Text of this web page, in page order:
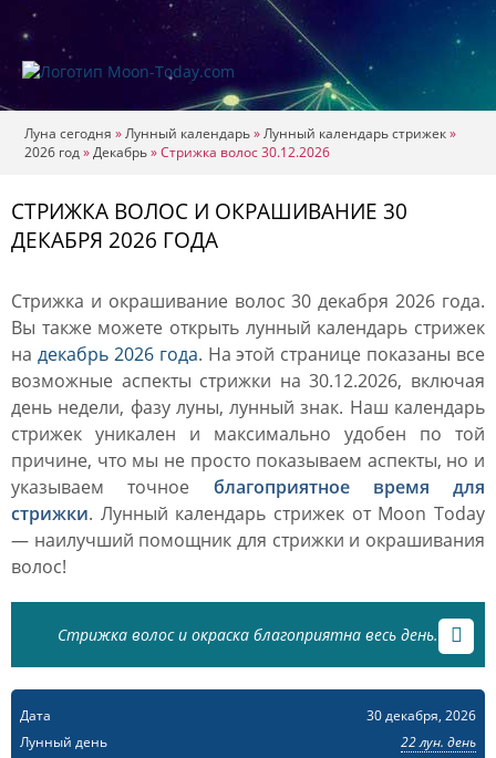
Луна сегодня »Лунный календарь»Лунный календарь стрижек»
2026 год»Декабрь»Стрижка волос 30.12.2026
СТРИЖКА ВОЛОС И ОКРАШИВАНИЕ 30
ДЕКАБРЯ 2026 ГОДА
Стрижка и окрашивание волос 30 декабря 2026 года.
Вы также можете открыть лунный календарь стрижек
на декабрь 2026 года. На этой странице показаны все
возможные аспекты стрижки на 30.12.2026, включая
день недели, фазу луны, лунный знак. Наш календарь
стрижек уникален и максимально удобен по той
причине, что мы не просто показываем аспекты, но и
указываем точное благоприятное время для
стрижки. Лунный календарь стрижек от Moon Today
— наилучший помощник для стрижки и окрашивания
волос!
Стрижка волос и окраска благоприятна весь день.
Дата
30 декабря, 2026
Лунный день
22 лун. день